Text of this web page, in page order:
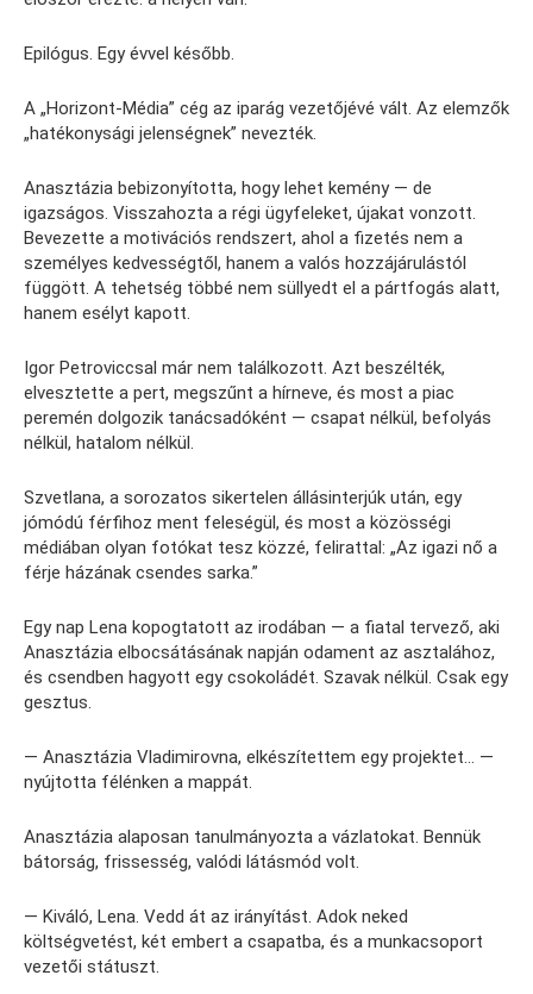
Epilógus. Egy évvel később.
A „Horizont-Média” cég az iparág vezetőjévé vált. Az elemzők
„hatékonysági jelenségnek” nevezték.
Anasztázia bebizonyította, hogy lehet kemény — de
igazságos. Visszahozta a régi ügyfeleket, újakat vonzott.
Bevezette a motivációs rendszert, ahol a fizetés nem a
személyes kedvességtől, hanem a valós hozzájárulástól
függött. A tehetség többé nem süllyedt el a pártfogás alatt,
hanem esélyt kapott.
Igor Petroviccsal már nem találkozott. Azt beszélték,
elvesztette a pert, megszűnt a hírneve, és most a piac
peremén dolgozik tanácsadóként — csapat nélkül, befolyás
nélkül, hatalom nélkül.
Szvetlana, a sorozatos sikertelen állásinterjúk után, egy
jómódú férfihoz ment feleségül, és most a közösségi
médiában olyan fotókat tesz közzé, felirattal: „Az igazi nő a
férje házának csendes sarka.”
Egy nap Lena kopogtatott az irodában — a fiatal tervező, aki
Anasztázia elbocsátásának napján odament az asztalához,
és csendben hagyott egy csokoládét. Szavak nélkül. Csak egy
gesztus.
— Anasztázia Vladimirovna, elkészítettem egy projektet… —
nyújtotta félénken a mappát.
Anasztázia alaposan tanulmányozta a vázlatokat. Bennük
bátorság, frissesség, valódi látásmód volt.
— Kiváló, Lena. Vedd át az irányítást. Adok neked
költségvetést, két embert a csapatba, és a munkacsoport
vezetői státuszt.